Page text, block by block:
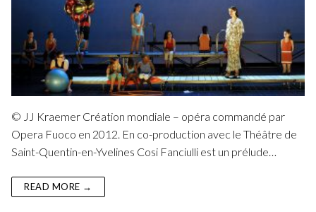
© JJ Kraemer Création mondiale – opéra commandé par
Opera Fuoco en 2012. En co-production avec le Théâtre de
Saint-Quentin-en-Yvelines Cosi Fanciulli est un prélude…
READ MORE →